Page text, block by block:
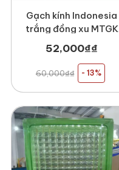
Gạch kính Indonesia
trắng đồng xu MTGK
00107
52,000₫₫
60,000₫₫ - 13%